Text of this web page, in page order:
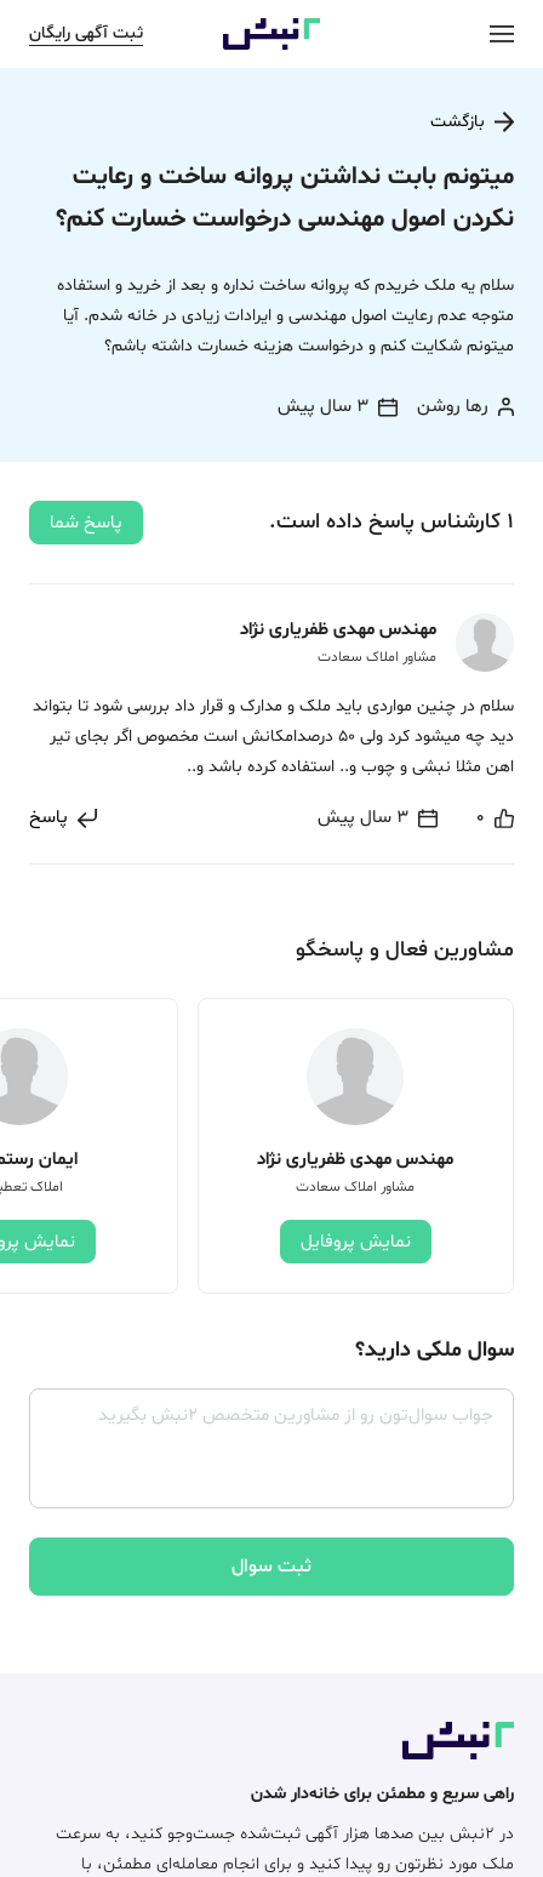
ثبت آگهی رایگان
بازگشت
میتونم بابت نداشتن پروانه ساخت و رعایت
نکردن اصول مهندسی درخواست خسارت کنم؟
سلام یه ملک خریدم که پروانه ساخت نداره و بعد از خرید و استفاده
متوجه عدم رعایت اصول مهندسی و ایرادات زیادی در خانه شدم. آیا
میتونم شکایت کنم و درخواست هزینه خسارت داشته باشم؟
رها روشن 3 سال پیش
1 کارشناس پاسخ داده‌ است. پاسخ شما
مهندس مهدی ظفریاری نژاد
مشاور املاک سعادت
سلام در چنین مواردی باید ملک و مدارک و قرار داد بررسی شود تا بتواند
دید چه میشود کرد ولی 50 درصدامکانش است مخصوص اگر بجای تیر
اهن مثلا نبشی و چوب و.. استفاده کرده باشد و..
0 3 سال پیش پاسخ
مشاورین فعال و پاسخگو
مهندس مهدی ظفریاری نژاد
مشاور املاک سعادت
نمایش پروفایل
ایمان
املاک
نمایش
سوال ملکی دارید؟
ثبت سوال
راهی سریع و مطمئن برای خانه‌دار شدن
در ۲نبش بین صدها هزار آگهی ثبت‌شده جست‌وجو کنید، به سرعت
ملک مورد نظرتون رو پیدا کنید و برای انجام معامله‌ای مطمئن، با